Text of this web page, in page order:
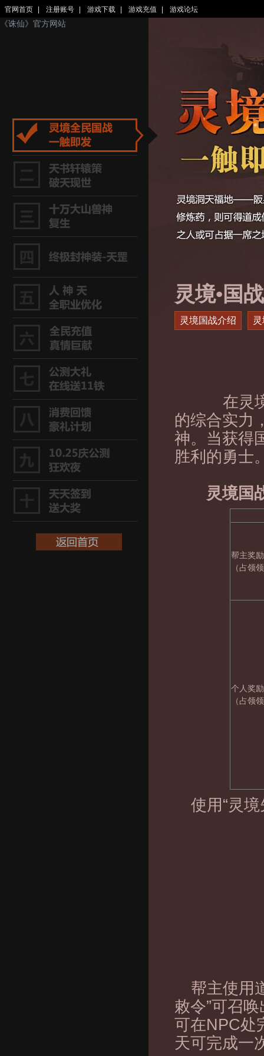
官网首页 注册账号 游戏下载 游戏充值 游戏论坛
《诛仙》官方网站
灵境•国战
灵境国战介绍
在灵境·
的综合实力
神。当获得
胜利的勇士
灵境国战
帮主奖励
（占领
个人奖励
（占领
使用“灵
帮主使用
敕令”可召
可在NPC处
天可完成一